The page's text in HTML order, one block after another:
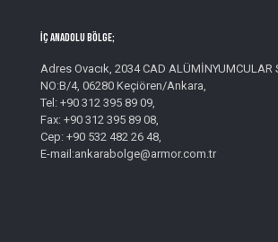
İç Anadolu Bölge;
Adres Ovacık, 2034 CAD ALÜMİNYUMCULAR
NO:B/4, 06280 Keçiören/Ankara,
Tel: +90 312 395 89 09,
Fax: +90 312 395 89 08,
Cep: +90 532 482 26 48,
E-mail:ankarabolge@armor.com.tr